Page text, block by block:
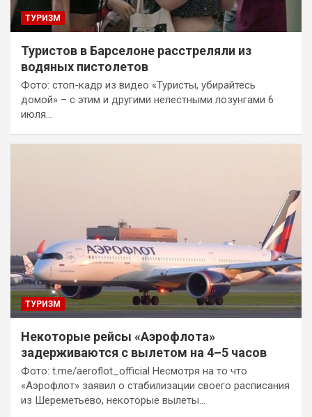
ТУРИЗМ
Туристов в Барселоне расстреляли из
водяных пистолетов
Фото: стоп-кадр из видео «Туристы, убирайтесь
домой» – с этим и другими нелестными лозунгами 6
июля…
ТУРИЗМ
Некоторые рейсы «Аэрофлота»
задерживаются с вылетом на 4–5 часов
Фото: t.me/aeroflot_official Несмотря на то что
«Аэрофлот» заявил о стабилизации своего расписания
из Шереметьево, некоторые вылеты…